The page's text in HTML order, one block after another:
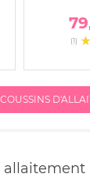
79
(1)
allaitement